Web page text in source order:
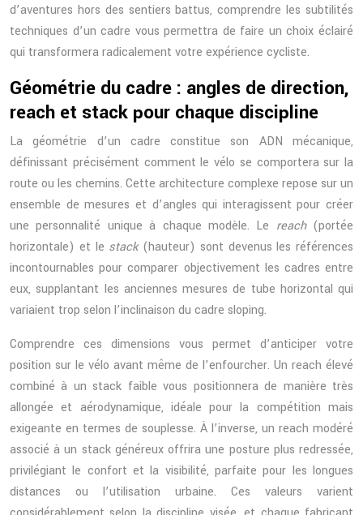
d’aventures hors des sentiers battus, comprendre les subtilités
techniques d’un cadre vous permettra de faire un choix éclairé
qui transformera radicalement votre expérience cycliste.
Géométrie du cadre : angles de direction,
reach et stack pour chaque discipline
La géométrie d’un cadre constitue son ADN mécanique,
définissant précisément comment le vélo se comportera sur la
route ou les chemins. Cette architecture complexe repose sur un
ensemble de mesures et d’angles qui interagissent pour créer
une personnalité unique à chaque modèle. Le reach(portée
horizontale) et le stack(hauteur) sont devenus les références
incontournables pour comparer objectivement les cadres entre
eux, supplantant les anciennes mesures de tube horizontal qui
variaient trop selon l’inclinaison du cadre sloping.
Comprendre ces dimensions vous permet d’anticiper votre
position sur le vélo avant même de l’enfourcher. Un reach élevé
combiné à un stack faible vous positionnera de manière très
allongée et aérodynamique, idéale pour la compétition mais
exigeante en termes de souplesse. À l’inverse, un reach modéré
associé à un stack généreux offrira une posture plus redressée,
privilégiant le confort et la visibilité, parfaite pour les longues
distances ou l’utilisation urbaine. Ces valeurs varient